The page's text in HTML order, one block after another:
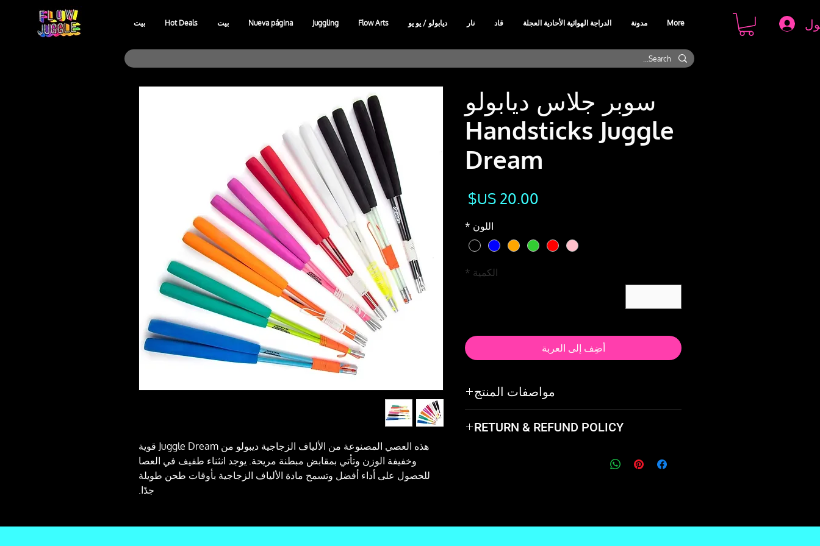
بيت Hot Deals بيت Nueva página Juggling Flow Arts ديابولو / يو يو نار قاد الدراجة الهوائية الأحادية العجلة مدونة More
هذه العصي المصنوعة من الألياف الزجاجية ديبولو من Juggle Dream قوية
وخفيفة الوزن وتأتي بمقابض مبطنة مريحة. يوجد انثناء طفيف في العصا
للحصول على أداء أفضل وتسمح مادة الألياف الزجاجية بأوقات طحن طويلة
جدًا.
سوبر جلاس ديابولو
Handsticks Juggle
Dream
اللون *
الكمية *
أضِف إلى العربة
مواصفات المنتج
RETURN & REFUND POLICY
and exchange it or give you a full refund.